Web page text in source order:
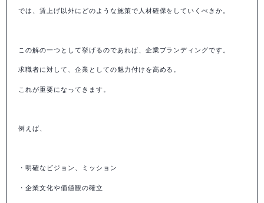
では、賃上げ以外にどのような施策で人材確保をしていくべきか。
この解の一つとして挙げるのであれば、企業ブランディングです。
求職者に対して、企業としての魅力付けを高める。
これが重要になってきます。
例えば、
・明確なビジョン、ミッション
・企業文化や価値観の確立